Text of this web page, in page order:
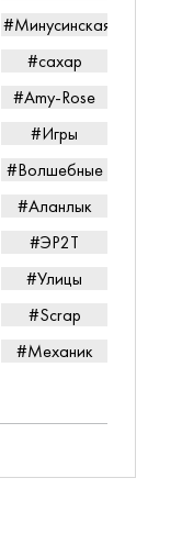
#Минусинская
#сахар
#Amy-Rose
#Игры
#Волшебные
#Аланлык
#ЭР2Т
#Улицы
#Scrap
#Механик